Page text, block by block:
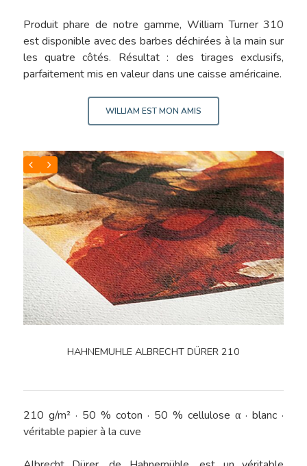
Produit phare de notre gamme, William Turner 310
est disponible avec des barbes déchirées à la main sur
les quatre côtés. Résultat : des tirages exclusifs,
parfaitement mis en valeur dans une caisse américaine.
WILLIAM EST MON AMIS
HAHNEMUHLE ALBRECHT DÜRER 210
210 g/m² · 50 % coton · 50 % cellulose α · blanc ·
véritable papier à la cuve